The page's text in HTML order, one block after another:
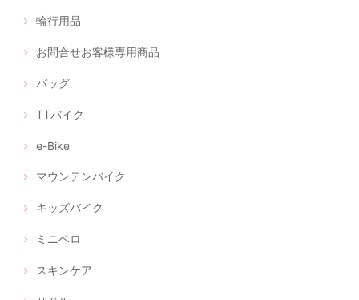
輪行用品
お問合せお客様専用商品
バッグ
TTバイク
e-Bike
マウンテンバイク
キッズバイク
ミニベロ
スキンケア